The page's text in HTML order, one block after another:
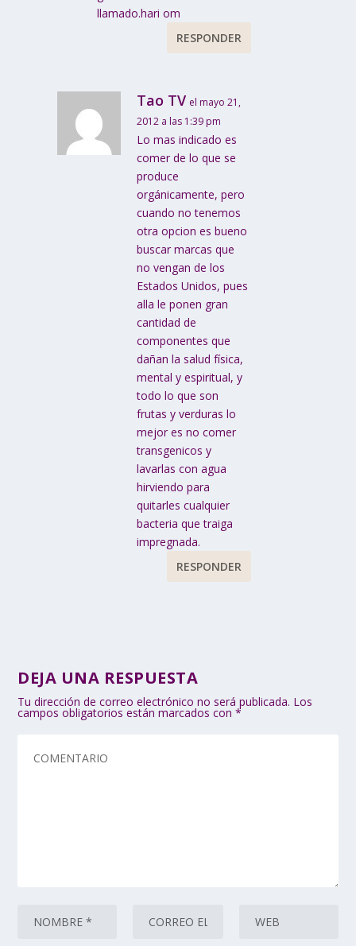
llamado.hari om
RESPONDER
Tao TV el mayo 21,
2012 a las 1:39 pm
Lo mas indicado es
comer de lo que se
produce
orgánicamente, pero
cuando no tenemos
otra opcion es bueno
buscar marcas que
no vengan de los
Estados Unidos, pues
alla le ponen gran
cantidad de
componentes que
dañan la salud física,
mental y espiritual, y
todo lo que son
frutas y verduras lo
mejor es no comer
transgenicos y
lavarlas con agua
hirviendo para
quitarles cualquier
bacteria que traiga
impregnada.
RESPONDER
DEJA UNA RESPUESTA
Tu dirección de correo electrónico no será publicada. Los
campos obligatorios están marcados con*